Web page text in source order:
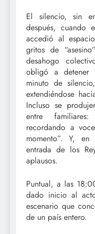
El silencio, sin
después, cuando
accedió al
gritos de
desahogo
obligó a detener
minuto de
extendiéndose
Incluso se
entre
recordando a
momento”. Y,
entrada de los
aplausos.
Puntual, a las
dado inicio al
escenario que
de un país entero.